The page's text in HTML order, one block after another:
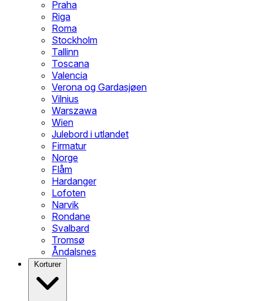
Praha
Riga
Roma
Stockholm
Tallinn
Toscana
Valencia
Verona og Gardasjøen
Vilnius
Warszawa
Wien
Julebord i utlandet
Firmatur
Norge
Flåm
Hardanger
Lofoten
Narvik
Rondane
Svalbard
Tromsø
Åndalsnes
Korturer